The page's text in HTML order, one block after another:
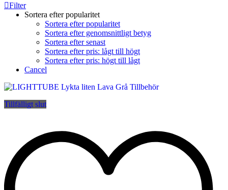
Filter
Sortera efter popularitet
Sortera efter popularitet
Sortera efter genomsnittligt betyg
Sortera efter senast
Sortera efter pris: lågt till högt
Sortera efter pris: högt till lågt
Cancel
Tillfälligt slut